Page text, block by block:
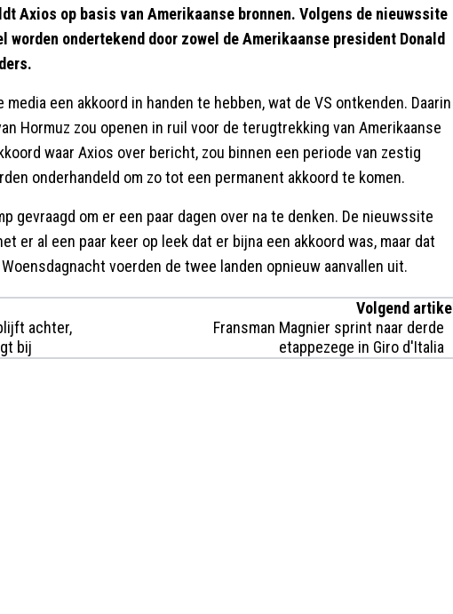
Axios op basis van Amerikaanse bronnen. Volgens de nieuwssite
worden ondertekend door zowel de Amerikaanse president Donald
media een akkoord in handen te hebben, wat de VS ontkenden. Daarin
Hormuz zou openen in ruil voor de terugtrekking van Amerikaanse
waar Axios over bericht, zou binnen een periode van zestig
onderhandeld om zo tot een permanent akkoord te komen.
gevraagd om er een paar dagen over na te denken. De nieuwssite
er al een paar keer op leek dat er bijna een akkoord was, maar dat
voerden de twee landen opnieuw aanvallen uit.
achter,
bij
Volgend artikel
Fransman Magnier sprint naar derde
etappezege in Giro d'Italia